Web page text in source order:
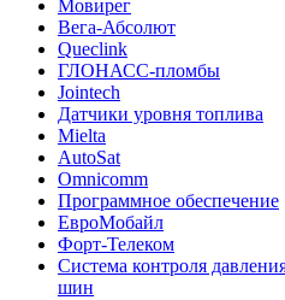
Мовирег
Вега-Абсолют
Queclink
ГЛОНАСС-пломбы
Jointech
Датчики уровня топлива
Mielta
AutoSat
Omnicomm
Программное обеспечение
ЕвроМобайл
Форт-Телеком
Система контроля
шин